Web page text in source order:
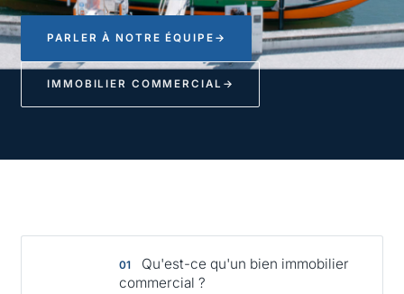
PARLER À NOTRE ÉQUIPE →
IMMOBILIER COMMERCIAL →
Qu'est-ce qu'un bien immobilier
commercial ?